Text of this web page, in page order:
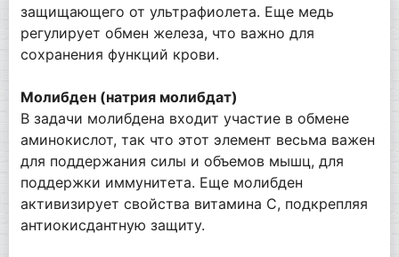
защищающего от ультрафиолета. Еще медь
регулирует обмен железа, что важно для
сохранения функций крови.
Молибден (натрия молибдат)
В задачи молибдена входит участие в обмене
аминокислот, так что этот элемент весьма важен
для поддержания силы и объемов мышц, для
поддержки иммунитета. Еще молибден
активизирует свойства витамина С, подкрепляя
антиокисдантную защиту.